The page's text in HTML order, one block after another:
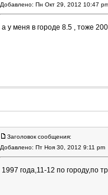
Добавлено: Пн Окт 29, 2012 10:47
а у меня в городе 8.5 , тоже
Заголовок сообщения:
Добавлено: Пт Ноя 30, 2012 9:11 pm
1997 года,11-12 по городу,по